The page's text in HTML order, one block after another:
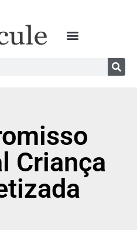
Criança